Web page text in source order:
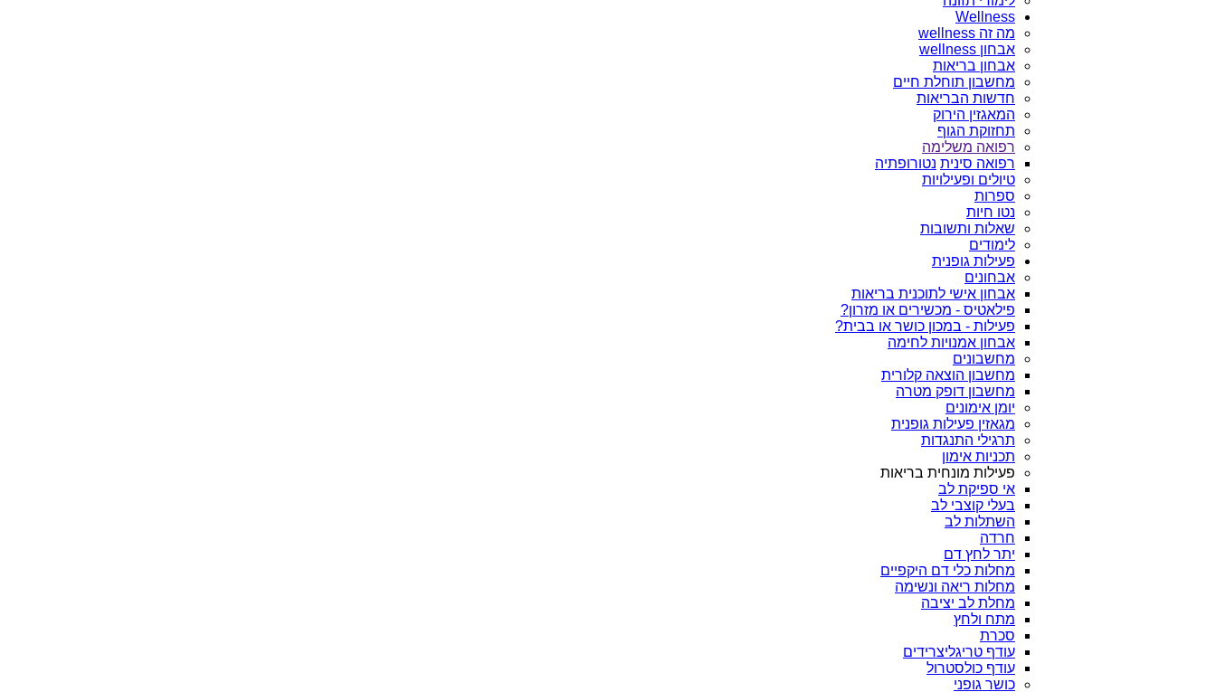
Wellness
מה זה wellness
אבחון wellness
אבחון בריאות
מחשבון תוחלת חיים
חדשות הבריאות
המאגזין הירוק
תחזוקת הגוף
רפואה משלימה
רפואה סינית נטורופתיה
טיולים ופעילויות
ספרות
נטו חיות
שאלות ותשובות
לימודים
פעילות גופנית
אבחונים
אבחון אישי לתוכנית בריאות
פילאטיס - מכשירים או מזרון?
פעילות - במכון כושר או בבית?
אבחון אמנויות לחימה
מחשבונים
מחשבון הוצאה קלורית
מחשבון דופק מטרה
יומן אימונים
מגאזין פעילות גופנית
תרגילי התנגדות
תכניות אימון
פעילות מונחית בריאות
אי ספיקת לב
בעלי קוצבי לב
השתלות לב
חרדה
יתר לחץ דם
מחלות כלי דם היקפיים
מחלות ריאה ונשימה
מחלת לב יציבה
מתח ולחץ
סכרת
עודף טריגליצרידים
עודף כולסטרול
כושר גופני